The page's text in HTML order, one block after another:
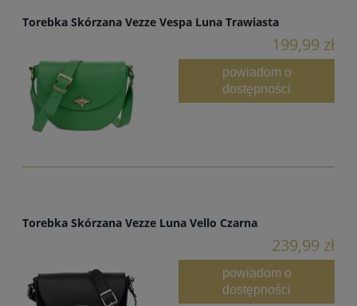
Torebka Skórzana Vezze Vespa Luna Trawiasta
199,99 zł
powiadom o
dostępności
Torebka Skórzana Vezze Luna Vello Czarna
239,99 zł
powiadom o
dostępności